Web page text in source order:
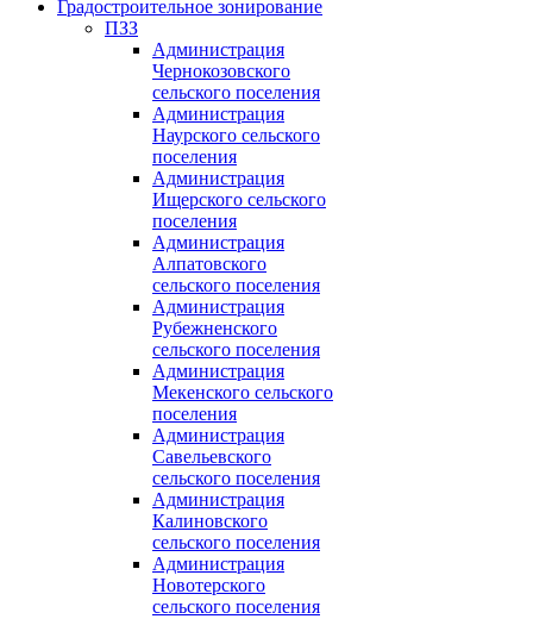
Градостроительное зонирование
ПЗЗ
Администрация
Чернокозовского
сельского поселения
Администрация
Наурского сельского
поселения
Администрация
Ищерского сельского
поселения
Администрация
Алпатовского
сельского поселения
Администрация
Рубежненского
сельского поселения
Администрация
Мекенского сельского
поселения
Администрация
Савельевского
сельского поселения
Администрация
Калиновского
сельского поселения
Администрация
Новотерского
сельского поселения